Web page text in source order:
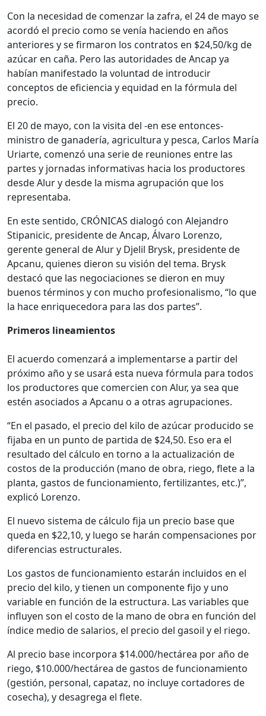
Con la necesidad de comenzar la zafra, el 24 de mayo se
acordó el precio como se venía haciendo en años
anteriores y se firmaron los contratos en $24,50/kg de
azúcar en caña. Pero las autoridades de Ancap ya
habían manifestado la voluntad de introducir
conceptos de eficiencia y equidad en la fórmula del
precio.
El 20 de mayo, con la visita del -en ese entonces-
ministro de ganadería, agricultura y pesca, Carlos María
Uriarte, comenzó una serie de reuniones entre las
partes y jornadas informativas hacia los productores
desde Alur y desde la misma agrupación que los
representaba.
En este sentido, CRÓNICAS dialogó con Alejandro
Stipanicic, presidente de Ancap, Álvaro Lorenzo,
gerente general de Alur y Djelil Brysk, presidente de
Apcanu, quienes dieron su visión del tema. Brysk
destacó que las negociaciones se dieron en muy
buenos términos y con mucho profesionalismo, “lo que
la hace enriquecedora para las dos partes”.
Primeros lineamientos
El acuerdo comenzará a implementarse a partir del
próximo año y se usará esta nueva fórmula para todos
los productores que comercien con Alur, ya sea que
estén asociados a Apcanu o a otras agrupaciones.
“En el pasado, el precio del kilo de azúcar producido se
fijaba en un punto de partida de $24,50. Eso era el
resultado del cálculo en torno a la actualización de
costos de la producción (mano de obra, riego, flete a la
planta, gastos de funcionamiento, fertilizantes, etc.)”,
explicó Lorenzo.
El nuevo sistema de cálculo fija un precio base que
queda en $22,10, y luego se harán compensaciones por
diferencias estructurales.
Los gastos de funcionamiento estarán incluidos en el
precio del kilo, y tienen un componente fijo y uno
variable en función de la estructura. Las variables que
influyen son el costo de la mano de obra en función del
índice medio de salarios, el precio del gasoil y el riego.
Al precio base incorpora $14.000/hectárea por año de
riego, $10.000/hectárea de gastos de funcionamiento
(gestión, personal, capataz, no incluye cortadores de
cosecha), y desagrega el flete.